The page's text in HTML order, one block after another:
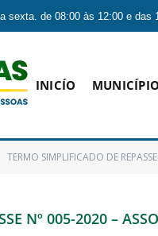
sexta. de 08:00 às 12:00 e das
INICÍO MUNICÍPIO
TERMO SIMPLIFICADO DE
Nº 005-2020 –